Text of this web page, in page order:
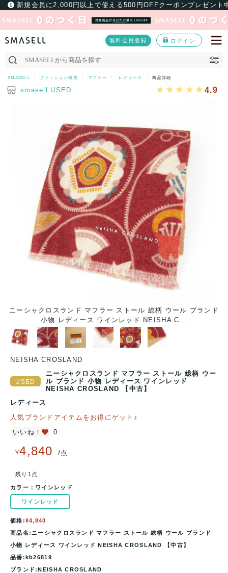
新規会員に2,000円以上で使える500円OFFクーポンプレゼント
無料会員登録 ログイン
SMASELL ファッション雑貨 マフラー レディース 商品詳細
smasell.USED 4.9
ニーシャクロスランド マフラー ストール 総柄 ウール ブランド
小物 レディース ワインレッド NEISHA C...
NEISHA CROSLAND
ニーシャクロスランド マフラー ストール 総柄 ウー
ル ブランド 小物 レディース ワインレッド
NEISHA CROSLAND 【中古】
レディース
人気ブランドアイテムをお得にゲット♪
いいね！
0
¥4,840 /点
残り1点
カラー： ワインレッド
ワインレッド
価格:¥4,840
商品名:ニーシャクロスランド マフラー ストール 総柄 ウール ブランド
小物 レディース ワインレッド NEISHA CROSLAND 【中古】
品番:kb26819
ブランド:NEISHA CROSLAND